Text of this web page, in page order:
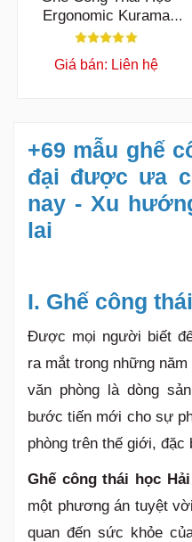
Ergonomic Kurama
GD44TD
Giá bán: Liên hệ
+69 mẫu ghế
đại được ưa
nay - Xu
lai
I. Ghế công
Được mọi người biết
ra mắt trong những
văn phòng là dòng
bước tiến mới cho sự
phòng trên thế giới, đặc
Ghế công thái học
một phương án tuyệt
quan đến sức khỏe